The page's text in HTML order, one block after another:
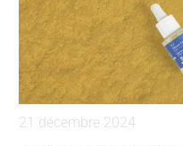
21 décembre 2024